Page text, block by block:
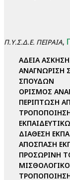
Π.Υ.Σ.Δ.Ε. ΠΕΙΡΑΙΑ,
ΑΔΕΙΑ
ΑΝΑΓΝΩΡΙΣΗ
ΣΠΟΥΔΩΝ
ΟΡΙΣΜΟΣ
ΠΕΡΙΠΤΩΣΗ
ΔΙΑΘΕΣΗ
ΑΠΟΣΠΑΣΗ
ΠΡΟΣΩΡΙΝΗ